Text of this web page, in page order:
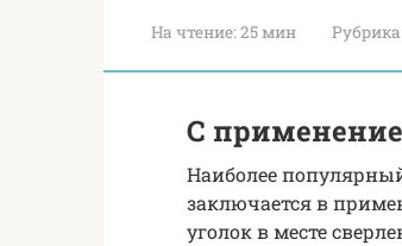
На чтение:25 мин
С
Наиболее
заключается в
уголок в месте